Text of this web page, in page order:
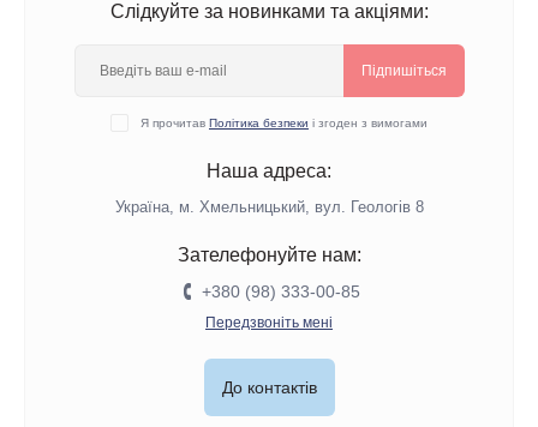
Слідкуйте за новинками та акціями:
Підпишіться
Я прочитав Політика безпеки і згоден з вимогами
Наша адреса:
Україна, м. Хмельницький, вул. Геологів 8
Зателефонуйте нам:
+380 (98) 333-00-85
Передзвоніть мені
До контактів